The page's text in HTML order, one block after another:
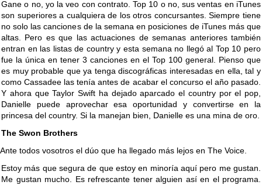
Gane o no, yo la veo con contrato. Top 10 o no, sus ventas en iTunes
son superiores a cualquiera de los otros concursantes. Siempre tiene
no solo las canciones de la semana en posiciones de iTunes más que
altas. Pero es que las actuaciones de semanas anteriores también
entran en las listas de country y esta semana no llegó al Top 10 pero
fue la única en tener 3 canciones en el Top 100 general. Pienso que
es muy probable que ya tenga discográficas interesadas en ella, tal y
como Cassadee las tenía antes de acabar el concurso el año pasado.
Y ahora que Taylor Swift ha dejado aparcado el country por el pop,
Danielle puede aprovechar esa oportunidad y convertirse en la
princesa del country. Si la manejan bien, Danielle es una mina de oro.
The Swon Brothers
Ante todos vosotros el dúo que ha llegado más lejos en The Voice.
Estoy más que segura de que estoy en minoría aquí pero me gustan.
Me gustan mucho. Es refrescante tener alguien así en el programa.